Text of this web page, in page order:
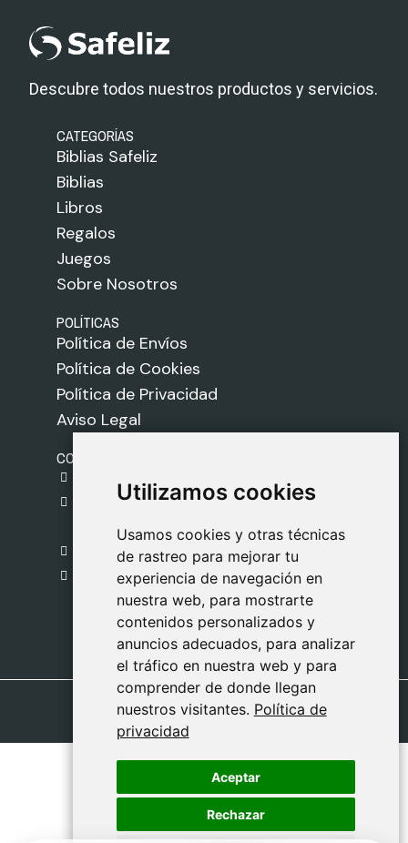
Utilizamos cookies
Usamos cookies y otras técnicas
de rastreo para mejorar tu
experiencia de navegación en
nuestra web, para mostrarte
contenidos personalizados y
anuncios adecuados, para analizar
el tráfico en nuestra web y para
comprender de donde llegan
nuestros visitantes. Política de
privacidad
Aceptar
Rechazar
Utilizamos cookies
Usamos cookies y otras técnicas
de rastreo para mejorar tu
experiencia de navegación en
nuestra web, para mostrarte
contenidos personalizados y
anuncios adecuados, para analizar
el tráfico en nuestra web y para
comprender de donde llegan
nuestros visitantes. Política de
privacidad
Aceptar
Rechazar
Descubre todos nuestros productos y servicios.
CATEGORÍAS
Biblias Safeliz
Biblias
Libros
Regalos
Juegos
Sobre Nosotros
POLÍTICAS
Política de Envíos
Política de Cookies
Política de Privacidad
Aviso Legal
CONTACTO
C. del Pradillo, 6, 28770 Colmenar Viejo,
Madrid
918 459 877
Lunes a Viernes
09:00 - 13:00